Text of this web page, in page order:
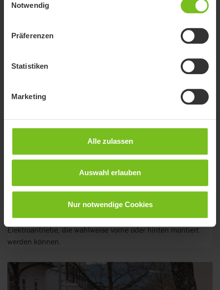
Notwendig
Präferenzen
Statistiken
Marketing
Alle zulassen
Auswahl erlauben
Nur notwendige Cookies
Elektroantriebe, die wahlweise vorne oder hinten montiert
werden können.